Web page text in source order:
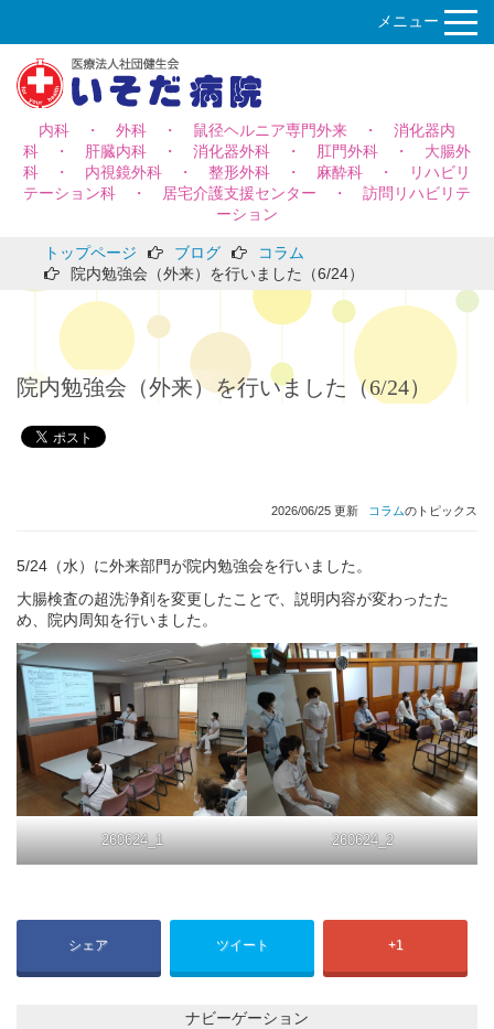
メニュー
内科 ・ 外科 ・ 鼠径ヘルニア専門外来 ・ 消化器内
科 ・ 肝臓内科 ・ 消化器外科 ・ 肛門外科 ・ 大腸外
科 ・ 内視鏡外科 ・ 整形外科 ・ 麻酔科 ・ リハビリ
テーション科 ・ 居宅介護支援センター ・ 訪問リハビリテ
ーション
トップページ ブログ
コラム
院内勉強会（外来）を行いました（6/24）
院内勉強会（外来）を行いました（6/24）
2026/06/25 更新 コラムのトピックス
5/24（水）に外来部門が院内勉強会を行いました。
大腸検査の超洗浄剤を変更したことで、説明内容が変わったた
め、院内周知を行いました。
260624_1 260624_2
シェア ツイート +1
ナビーゲーション